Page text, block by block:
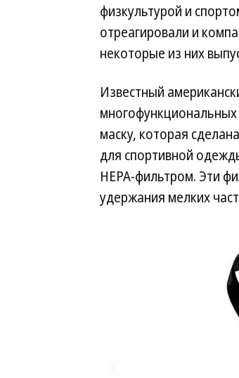
физкультурой и
отреагировали и
некоторые из них
Известный
маску, которая
для спортивной
HEPA-фильтром. Эти
удержания мелких